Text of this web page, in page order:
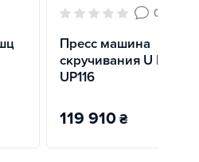
0
Пресс машина
скручивания U Power
UP116
119 910₴